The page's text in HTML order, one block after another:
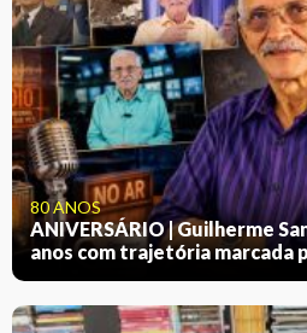
80 ANOS
ANIVERSÁRIO | Guilherme
anos com trajetória marcada